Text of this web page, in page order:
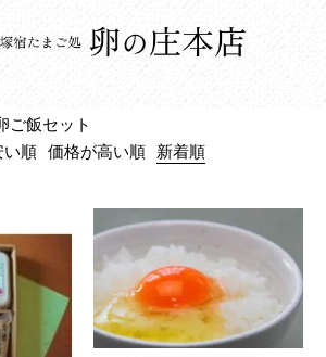
ご飯セット
い順 価格が高い順 新着順